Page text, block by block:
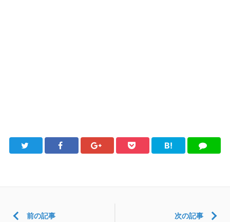
Twitter FacebookGoogle+Pocket
B!
は
LINE
前の記事 次の記事